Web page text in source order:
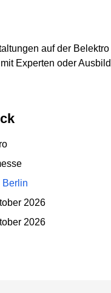
auf der
Experten oder
Berlin
2026
2026